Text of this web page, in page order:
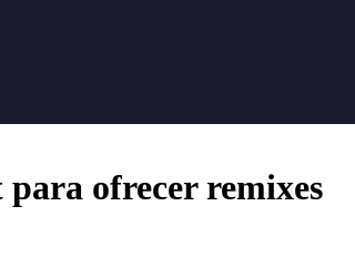
ofrecer remixes